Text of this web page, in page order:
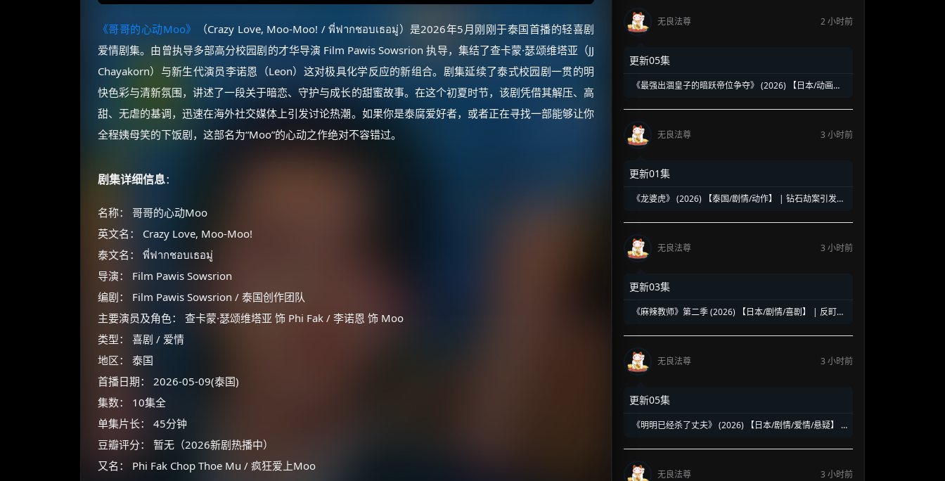
《哥哥的心动Moo》
（Crazy Love, Moo-Moo! / พี่ฟากชอบเธอมู่）是2026年5月刚刚于泰国首播的轻喜剧
爱情剧集。由曾执导多部高分校园剧的才华导演 Film Pawis Sowsrion 执导，集结了查卡蒙·瑟颂维塔亚（JJ
Chayakorn）与新生代演员李诺恩（Leon）这对极具化学反应的新组合。剧集延续了泰式校园剧一贯的明
快色彩与清新氛围，讲述了一段关于暗恋、守护与成长的甜蜜故事。在这个初夏时节，该剧凭借其解压、高
甜、无虐的基调，迅速在海外社交媒体上引发讨论热潮。如果你是泰腐爱好者，或者正在寻找一部能够让你
全程姨母笑的下饭剧，这部名为“Moo”的心动之作绝对不容错过。
剧集详细信息：
名称： 哥哥的心动Moo
英文名： Crazy Love, Moo-Moo!
泰文名： พี่ฟากชอบเธอมู่
导演： Film Pawis Sowsrion
编剧： Film Pawis Sowsrion / 泰国创作团队
主要演员及角色： 查卡蒙·瑟颂维塔亚 饰 Phi Fak / 李诺恩 饰 Moo
类型： 喜剧 / 爱情
地区： 泰国
首播日期： 2026-05-09(泰国)
集数： 10集全
单集片长： 45分钟
豆瓣评分： 暂无（2026新剧热播中）
又名： Phi Fak Chop Thoe Mu / 疯狂爱上Moo
无良法尊
2 小时前
更新05集
《最强出涸皇子的暗跃帝位争夺》 (2026) 【日本/动画】
王位继承战
无良法尊
3 小时前
更新01集
《龙婆虎》 (2026) 【泰国/剧情/动作】 | 钻石劫案引发的
无良法尊 3 小时前
更新03集
《麻辣教师》第二季 (2026) 【日本/剧情/喜剧】 | 反町隆
无良法尊 3 小时前
更新05集
《明明已经杀了丈夫》 (2026) 【日本/剧情/爱情/悬疑】 |
无良法尊 3 小时前